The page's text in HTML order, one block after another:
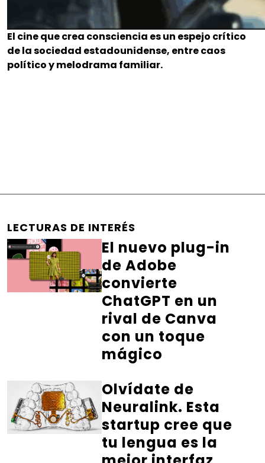
El cine que crea consciencia es un espejo crítico
de la sociedad estadounidense, entre caos
político y melodrama familiar.
LECTURAS DE INTERÉS
El nuevo plug-in
de Adobe
convierte
ChatGPT en un
rival de Canva
con un toque
mágico
Olvídate de
Neuralink. Esta
startup cree que
tu lengua es la